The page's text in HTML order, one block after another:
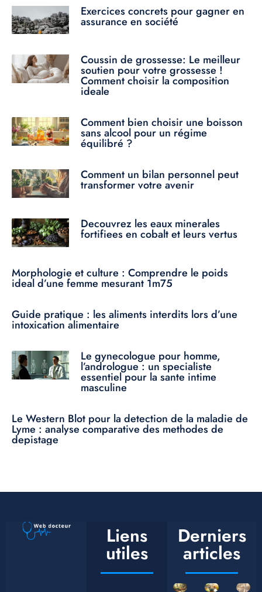
Exercices concrets pour gagner en
assurance en société
Coussin de grossesse: Le meilleur
soutien pour votre grossesse !
Comment choisir la composition
ideale
Comment bien choisir une boisson
sans alcool pour un régime
équilibré ?
Comment un bilan personnel peut
transformer votre avenir
Decouvrez les eaux minerales
fortifiees en cobalt et leurs vertus
Morphologie et culture : Comprendre le poids
ideal d’une femme mesurant 1m75
Guide pratique : les aliments interdits lors d’une
intoxication alimentaire
Le gynecologue pour homme,
l’andrologue : un specialiste
essentiel pour la sante intime
masculine
Le Western Blot pour la detection de la maladie de
Lyme : analyse comparative des methodes de
depistage
Liens
utiles
Derniers
articles